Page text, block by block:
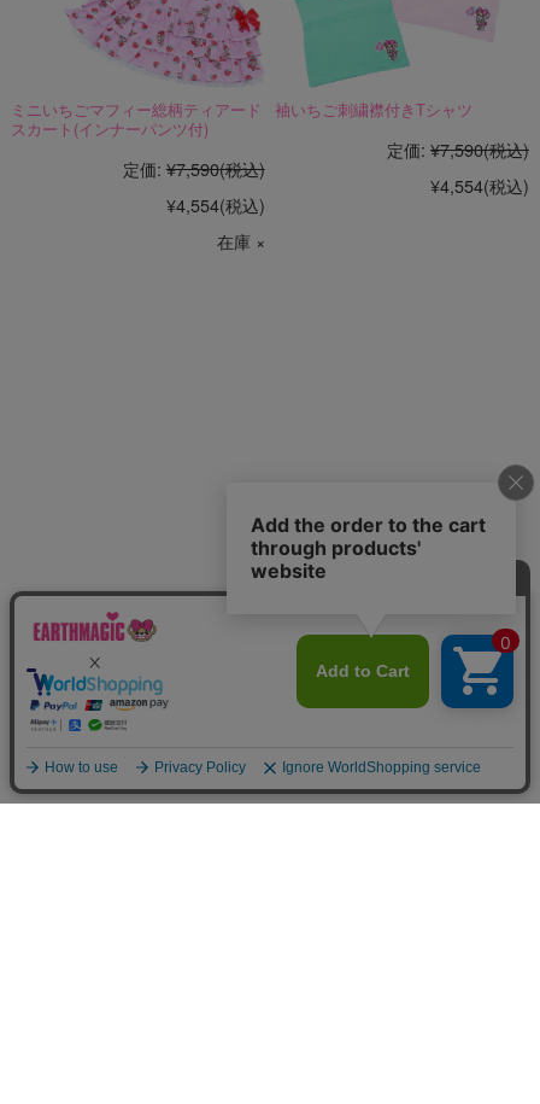
ミニいちごマフィー総柄ティアード
スカート(インナーパンツ付)
定価: ¥7,590(税込)
¥4,554(税込)
在庫 ×
袖いちご刺繍襟付きTシャツ
定価: ¥7,590(税込)
¥4,554(税込)
Home Item Cart MyPage Mail